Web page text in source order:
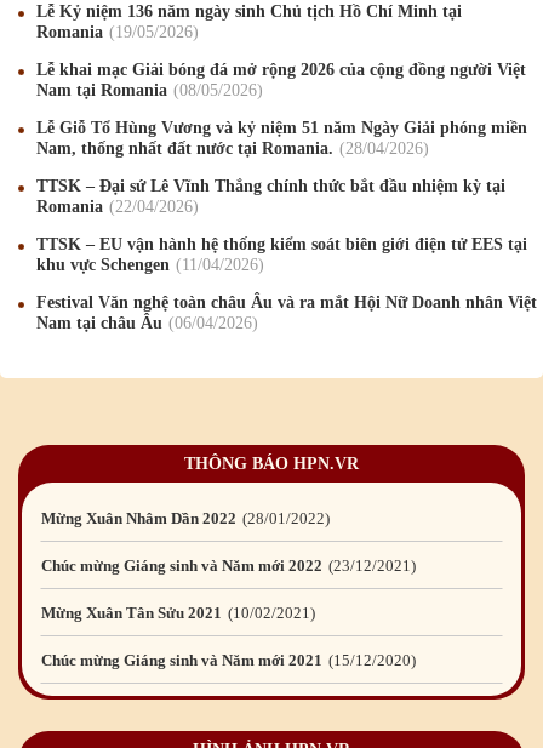
Lễ Kỷ niệm 136 năm ngày sinh Chủ tịch Hồ Chí Minh tại
Romania
19/05/2026
Lễ khai mạc Giải bóng đá mở rộng 2026 của cộng đồng người Việt
Nam tại Romania
08/05/2026
Lễ Giỗ Tổ Hùng Vương và kỷ niệm 51 năm Ngày Giải phóng miền
Nam, thống nhất đất nước tại Romania.
28/04/2026
TTSK – Đại sứ Lê Vĩnh Thắng chính thức bắt đầu nhiệm kỳ tại
Romania
22/04/2026
TTSK – EU vận hành hệ thống kiểm soát biên giới điện tử EES tại
khu vực Schengen
11 /04/2026
Festival Văn nghệ toàn châu Âu và ra mắt Hội Nữ Doanh nhân Việt
Nam tại châu Âu
06/04/2026
THÔNG BÁO HPN.VR
Chúc mừng Giáng sinh và Năm mới 2020
Mừng Xuân Kỷ Hợi 2019 03/02
Chúc mừng Giáng sinh và Năm mới 2019 22/12/2018
Mừng Xuân Bính Ngọ 2026 15/02/2026
Chúc mừng Giáng sinh và Năm mới 2026 24 /12 /2025
Mừng Xuân Giáp Thìn 2024 09
Chúc mừng Giáng sinh và Năm mới 2024 21/12/2023
Chúc mừng Giáng sinh và Năm mới 2023 24/12
Mừng Xuân Nhâm Dần 2022 28/01 /2022
Chúc mừng Giáng sinh và Năm mới 2022 23/12/2021
Mừng Xuân Tân Sửu 2021 10/02/2021
Chúc mừng Giáng sinh và Năm mới 2021 15/12/2020